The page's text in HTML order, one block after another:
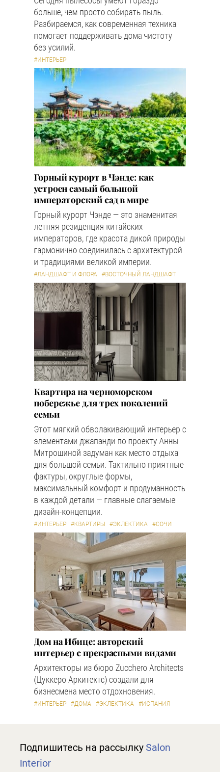
больше, чем просто собирать пыль.
Разбираемся, как современная техника
помогает поддерживать дома чистоту
без усилий.
#ИНТЕРЬЕР
Горный курорт в Чэнде: как
устроен самый большой
императорский сад в мире
Горный курорт Чэнде — это знаменитая
летняя резиденция китайских
императоров, где красота дикой природы
гармонично соединилась с архитектурой
и традициями великой империи.
#ЛАНДШАФТ И ФЛОРА #ВОСТОЧНЫЙ ЛАНДШАФТ
Квартира на черноморском
побережье для трех поколений
семьи
Этот мягкий обволакивающий интерьер с
элементами джапанди по проекту Анны
Митрошиной задуман как место отдыха
для большой семьи. Тактильно приятные
фактуры, округлые формы,
максимальный комфорт и продуманность
в каждой детали — главные слагаемые
дизайн-концепции.
#ИНТЕРЬЕР #КВАРТИРЫ #ЭКЛЕКТИКА #СОЧИ
Дом на Ибице: авторский
интерьер с прекрасными видами
Архитекторы из бюро Zucchero Architects
(Цуккеро Аркитектс) создали для
бизнесмена место отдохновения.
#ИНТЕРЬЕР #ДОМА #ЭКЛЕКТИКА #ИСПАНИЯ
Подпишитесь на рассылку Salon
Interior